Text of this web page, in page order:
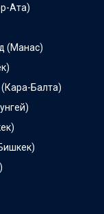
Ата)
(Манас)
Балта)